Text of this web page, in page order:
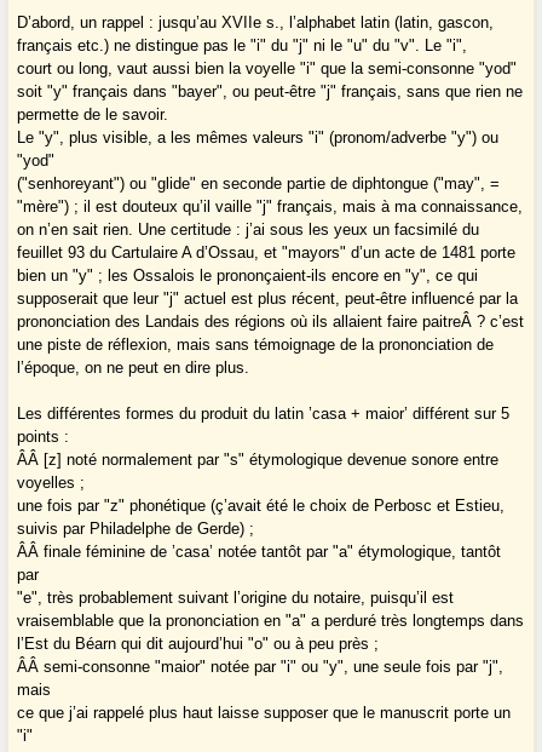
D’abord, un rappel : jusqu’au XVIIe s., l’alphabet latin (latin, gascon,
français etc.) ne distingue pas le "i" du "j" ni le "u" du "v". Le "i",
court ou long, vaut aussi bien la voyelle "i" que la semi-consonne "yod"
soit "y" français dans "bayer", ou peut-être "j" français, sans que rien ne
permette de le savoir.
Le "y", plus visible, a les mêmes valeurs "i" (pronom/adverbe "y") ou
"yod"
("senhoreyant") ou "glide" en seconde partie de diphtongue ("may", =
"mère") ; il est douteux qu’il vaille "j" français, mais à ma connaissance,
on n’en sait rien. Une certitude : j’ai sous les yeux un facsimilé du
feuillet 93 du Cartulaire A d’Ossau, et "mayors" d’un acte de 1481 porte
bien un "y" ; les Ossalois le prononçaient-ils encore en "y", ce qui
supposerait que leur "j" actuel est plus récent, peut-être influencé par la
prononciation des Landais des régions où ils allaient faire paitreÂ ? c’est
une piste de réflexion, mais sans témoignage de la prononciation de
l’époque, on ne peut en dire plus.
Les différentes formes du produit du latin ’casa + maior’ différent sur 5
points :
Â­Â [z] noté normalement par "s" étymologique devenue sonore entre
voyelles ;
une fois par "z" phonétique (ç’avait été le choix de Perbosc et Estieu,
suivis par Philadelphe de Gerde) ;
Â­Â finale féminine de ’casa’ notée tantôt par "a" étymologique, tantôt
par
"e", très probablement suivant l’origine du notaire, puisqu’il est
vraisemblable que la prononciation en "a" a perduré très longtemps dans
l’Est du Béarn qui dit aujourd’hui "o" ou à peu près ;
Â­Â semi-consonne "maior" notée par "i" ou "y", une seule fois par "j",
mais
ce que j’ai rappelé plus haut laisse supposer que le manuscrit porte un
"i"